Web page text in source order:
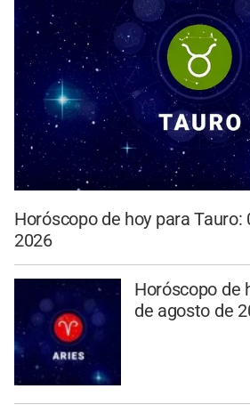
Horóscopo de hoy para Tauro:
2026
Horóscopo de
de agosto de